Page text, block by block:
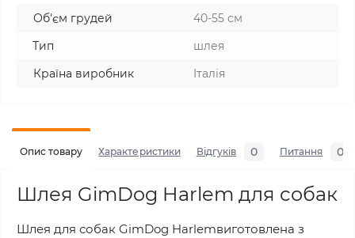
Об'єм грудей
40-55 см
Тип
шлея
Країна виробник
Італія
Опис товару Характеристики Відгуків 0 Питання 0
Шлея GimDog Harlem для собак
Шлея для собак GimDog Harlemвиготовлена з